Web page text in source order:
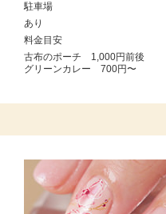
駐車場
あり
料金目安
古布のポーチ 1,000円前後
グリーンカレー 700円〜